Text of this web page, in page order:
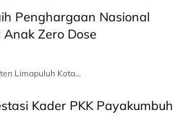
Penghargaan Nasional
Zero Dose
Limapuluh Kota…
Kader PKK Payakumbuh